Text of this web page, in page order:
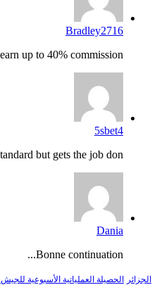
Bradley2716
up to 40% commission!...
5sbet4
but gets the job don...
Dania
Bonne continuation...
الجزائر الحصيلة العملياتية الأسبوعية